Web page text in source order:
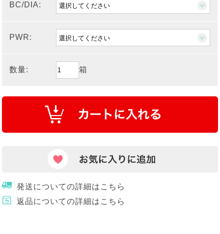
BC/DIA:
PWR:
数量: 箱
発送についての詳細はこちら
返品についての詳細はこちら